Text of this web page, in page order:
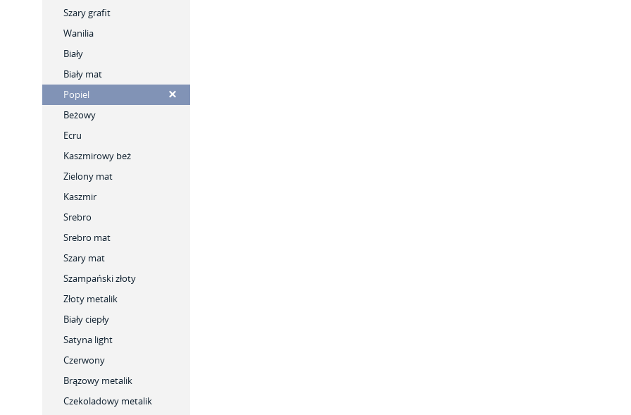
Szary grafit
Wanilia
Biały
Biały mat
Popiel
Beżowy
Ecru
Kaszmirowy beż
Zielony mat
Kaszmir
Srebro
Srebro mat
Szary mat
Szampański złoty
Złoty metalik
Biały ciepły
Satyna light
Czerwony
Brązowy metalik
Czekoladowy metalik